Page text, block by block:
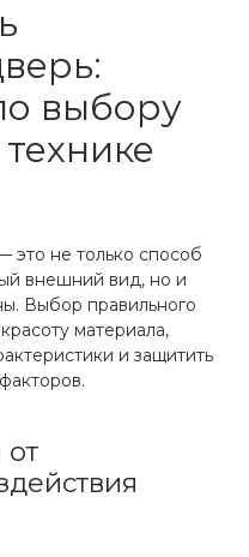
выбору
это не только способ
внешний вид, но и
Выбор правильного
материала,
и защитить